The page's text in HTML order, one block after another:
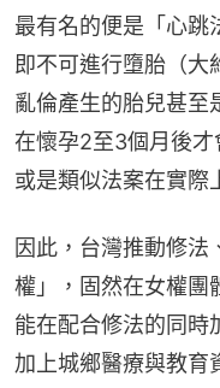
最有名的便是「心跳
即不可進行墮胎（大
亂倫產生的胎兒甚至
在懷孕2至3個月後才
或是類似法案在實際
因此，台灣推動修法
權」，固然在女權團
能在配合修法的同時
加上城鄉醫療與教育